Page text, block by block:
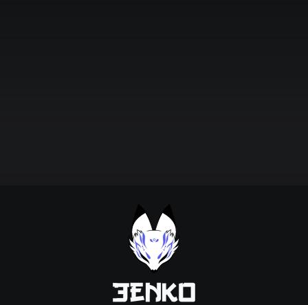
крутих нововведень
Підтримати проєкт